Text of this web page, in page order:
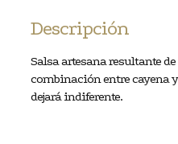
Descripción
Salsa artesana resultante
combinación entre cayena
dejará indiferente.